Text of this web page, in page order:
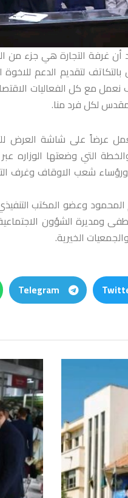
غرفة التجارة هي جزء من
لتقديم الدعم للاخوة
مع كل الفعاليات
لكل فرد منا.
عرضاً على شاشة العرض
التي وضعتها الوزاره
شعب الاوقاف وغرف
وعضو المكتب
ومديرة الشؤون
الخيرية.
Telegram